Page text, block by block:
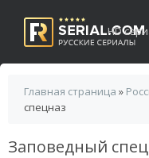
HD
Главная страница »
спецназ
Заповедный